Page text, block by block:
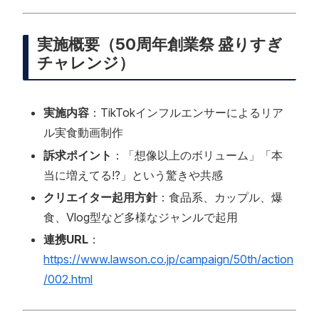
実施概要（50周年創業祭 盛りすぎ
チャレンジ）
実施内容 ：TikTokインフルエンサーによるリア
ル実食動画制作
訴求ポイント ：「想像以上のボリューム」「本
当に増えてる!?」という驚きや共感
クリエイター起用方針：食品系、カップル、爆
食、Vlog型など多様なジャンルで起用
連携URL ：
https://www.lawson.co.jp/campaign/50th/action
/002.html